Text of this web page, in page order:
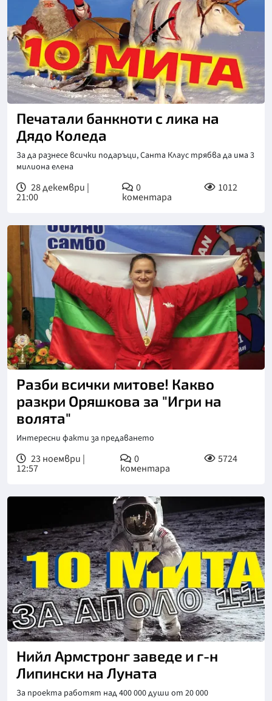
Печатали банкноти с лика на
Дядо Коледа
За да разнесе всички подаръци, Санта Клаус трябва да има 3
милиона елена
28 декември |
21:00
0
коментара
1012
Разби всички митове! Какво
разкри Оряшкова за "Игри на
волята"
Интересни факти за предаването
23 ноември |
12:57
0
коментара
5724
Нийл Армстронг заведе и г-н
Липински на Луната
За проекта работят над 400 000 души от 20 000